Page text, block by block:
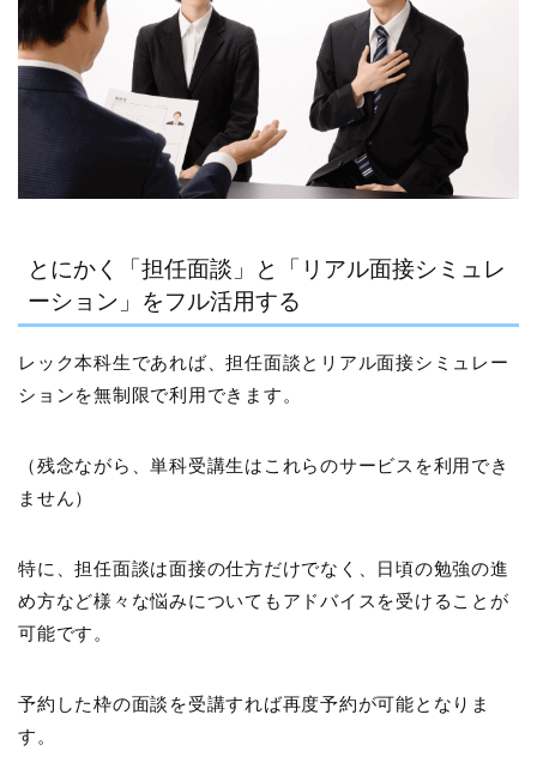
とにかく「担任面談」と「リアル面接シミュレ
ーション」をフル活用する
レック本科生であれば、担任面談とリアル面接シミュレー
ションを無制限で利用できます。
（残念ながら、単科受講生はこれらのサービスを利用でき
ません）
特に、担任面談は面接の仕方だけでなく、日頃の勉強の進
め方など様々な悩みについてもアドバイスを受けることが
可能です。
予約した枠の面談を受講すれば再度予約が可能となりま
す。